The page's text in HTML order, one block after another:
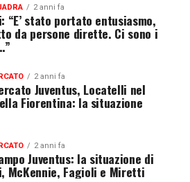
2 anni fa
“E’ stato portato entusiasmo,
da persone dirette. Ci sono i
2 anni fa
Juventus, Locatelli nel
Fiorentina: la situazione
2 anni fa
Juventus: la situazione di
McKennie, Fagioli e Miretti